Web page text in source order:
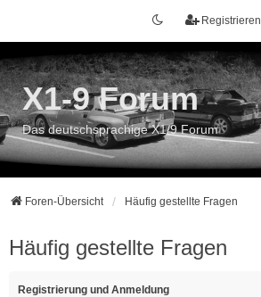
Registrieren
X1-9 Forum
Das deutschsprachige X1/9 Forum
Foren-Übersicht Häufig gestellte Fragen
Häufig gestellte Fragen
Registrierung und Anmeldung